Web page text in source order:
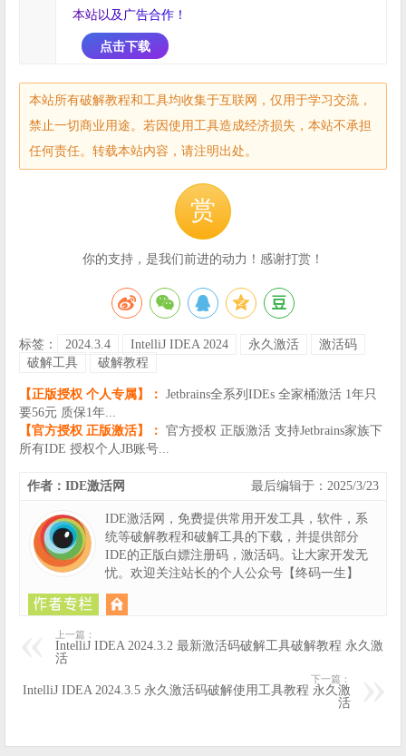
本站以 及 广告合作 ！
点击下载
本站所有破解教程和工具均收集于互联网，仅用于学习交流，
禁止一切商业用途。若因使用工具造成经济损失，本站不承担
任何责任。转载本站内容，请注明出处。
赏
你的支持，是我们前进的动力！感谢打赏！
标签： 2024.3.4 IntelliJ IDEA 2024 永久激活
激活码
破解工具
破解教程
【正版授权 个人专属】： Jetbrains全系列IDEs 全家桶激活 1年只
要56元 质保1年...
【官方授权 正版激活】： 官方授权 正版激活 支持Jetbrains家族下
所有IDE 授权个人JB账号...
最后编辑于：2025/3/23
作者：IDE激活网
IDE激活网，免费提供常用开发工具，软件，系
统等破解教程和破解工具的下载，并提供部分
IDE的正版白嫖注册码，激活码。让大家开发无
忧。欢迎关注站长的个人公众号【终码一生】
上一篇：
IntelliJ IDEA 2024.3.2 最新激活码破解工具破解教程 永久激
活
下一篇：
IntelliJ IDEA 2024.3.5 永久激活码破解使用工具教程 永久激
活